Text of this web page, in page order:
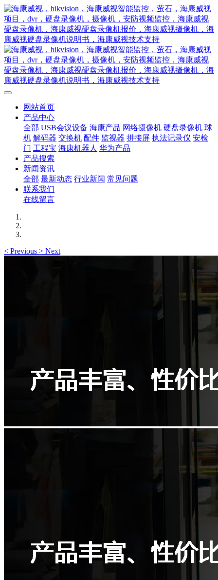
网站首页
产品中心
全部 USB会议设备 海康产品 网络摄像机 硬盘录像机 球
机 解码器 交换机 配件 监视器 拼接屏 执法记录仪 安检
门 工程宝 海康机器人 华为产品
产品搜索
新闻资讯
全部 最新动态 行业新闻 常见问题
联系我们
在线留言
< Previous > Next